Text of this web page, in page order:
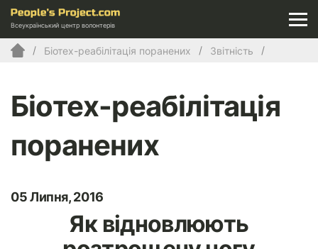
Всеукраїнський центр волонтерів
Біотех-реабілітація поранених Звітність
Біотех-реабілітація
поранених
05 Липня, 2016
Як відновлюють